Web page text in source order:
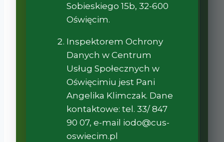
Sobieskiego 15b, 32-600
Oświęcim.
Inspektorem Ochrony
Danych w Centrum
Usług Społecznych w
Oświęcimiu jest Pani
Angelika Klimczak. Dane
kontaktowe: tel. 33/ 847
90 07, e-mail iodo@cus-
oswiecim.pl